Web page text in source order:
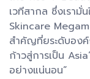
เวทีสากล ซึ่งเรามั่
Skincare
สำคัญที่ยระดับองค์
ก้าวสู่การเป็น
อย่างแน่นอน”